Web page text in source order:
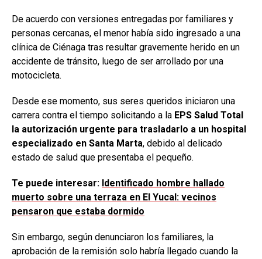
De acuerdo con versiones entregadas por familiares y
personas cercanas, el menor había sido ingresado a una
clínica de Ciénaga tras resultar gravemente herido en un
accidente de tránsito, luego de ser arrollado por una
motocicleta.
Desde ese momento, sus seres queridos iniciaron una
carrera contra el tiempo solicitando a la EPS Salud Total
la autorización urgente para trasladarlo a un hospital
especializado en Santa Marta, debido al delicado
estado de salud que presentaba el pequeño.
Te puede interesar: Identificado hombre hallado
muerto sobre una terraza en El Yucal: vecinos
pensaron que estaba dormido
Sin embargo, según denunciaron los familiares, la
aprobación de la remisión solo habría llegado cuando la